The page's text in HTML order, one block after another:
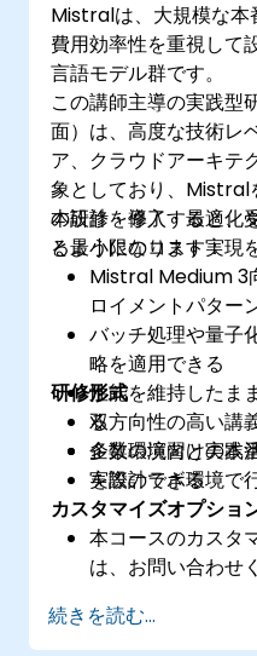
Mistralは、大規模な本
費用効率性を重視して
言語モデル群です。
この講師主導の実践型
面）は、高度な技術レ
ア、クラウドアーキテ
象としており、Mistral
の設計・導入・最適化
と最小限のコスト実現
本研修を修了すると、
るようになります：
Mistral Medium 3
ロイメントパター
バッチ処理や量子
略を適用できる
性能を維持したま
る
企業環境向けの本
を設計できる
研修形式
双方向性の高い講
多数の演習と実践
実際のラボ環境で
カスタマイズオプショ
本コースのカスタ
は、お問い合わせ
続きを読む...